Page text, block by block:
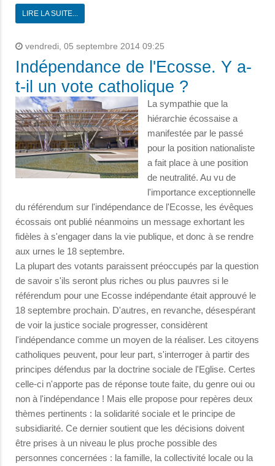
LIRE LA SUITE...
vendredi, 05 septembre 2014 09:25
Indépendance de l'Ecosse. Y a-
t-il un vote catholique ?
La sympathie que la
hiérarchie écossaise a
manifestée par le passé
pour la position nationaliste
a fait place à une position
de neutralité. Au vu de
l'importance exceptionnelle
du référendum sur l'indépendance de l'Ecosse, les évêques
écossais ont publié néanmoins un message exhortant les
fidèles à s'engager dans la vie publique, et donc à se rendre
aux urnes le 18 septembre.
La plupart des votants paraissent préoccupés par la question
de savoir s'ils seront plus riches ou plus pauvres si le
référendum pour une Ecosse indépendante était approuvé le
18 septembre prochain. D'autres, en revanche, désespérant
de voir la justice sociale progresser, considèrent
l'indépendance comme un moyen de la réaliser. Les citoyens
catholiques peuvent, pour leur part, s'interroger à partir des
principes défendus par la doctrine sociale de l'Eglise. Certes
celle-ci n'apporte pas de réponse toute faite, du genre oui ou
non à l'indépendance ! Mais elle propose pour repères deux
thèmes pertinents : la solidarité sociale et le principe de
subsidiarité. Ce dernier soutient que les décisions doivent
être prises à un niveau le plus proche possible des
personnes concernées : la famille, la collectivité locale ou la